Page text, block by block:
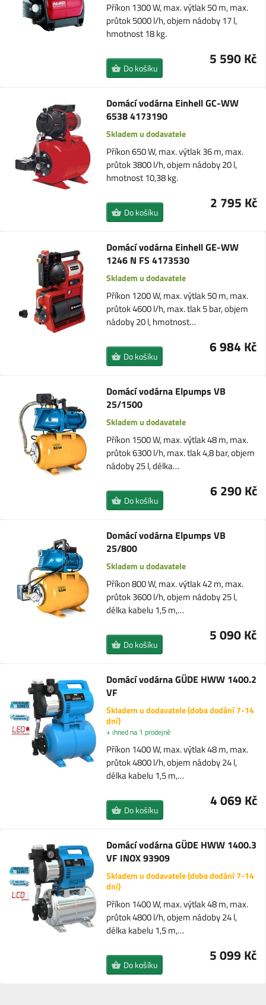
Příkon 1300 W, max. výtlak 50 m, max.
průtok 5000 l/h, objem nádoby 17 l,
hmotnost 18 kg.
5 590 Kč
Do košíku
Domácí vodárna Einhell GC-WW
6538 4173190
Skladem u dodavatele
Příkon 650 W, max. výtlak 36 m, max.
průtok 3800 l/h, objem nádoby 20 l,
hmotnost 10,38 kg.
2 795 Kč
Do košíku
Domácí vodárna Einhell GE-WW
1246 N FS 4173530
Skladem u dodavatele
Příkon 1200 W, max. výtlak 50 m, max.
průtok 4600 l/h, max. tlak 5 bar, objem
nádoby 20 l, hmotnost…
6 984 Kč
Do košíku
Domácí vodárna Elpumps VB
25/1500
Skladem u dodavatele
Příkon 1500 W, max. výtlak 48 m, max.
průtok 6300 l/h, max. tlak 4,8 bar, objem
nádoby 25 l, délka…
6 290 Kč
Do košíku
Domácí vodárna Elpumps VB
25/800
Skladem u dodavatele
Příkon 800 W, max. výtlak 42 m, max.
průtok 3600 l/h, objem nádoby 25 l,
délka kabelu 1,5 m,…
5 090 Kč
Do košíku
Domácí vodárna GÜDE HWW 1400.2
VF
Skladem u dodavatele (doba dodání 7-14
dní)
+ ihned na 1 prodejně
Příkon 1400 W, max. výtlak 48 m, max.
průtok 4800 l/h, objem nádoby 24 l,
délka kabelu 1,5 m,…
4 069 Kč
Do košíku
Domácí vodárna GÜDE HWW 1400.3
VF INOX 93909
Skladem u dodavatele (doba dodání 7-14
dní)
Příkon 1400 W, max. výtlak 48 m, max.
průtok 4800 l/h, objem nádoby 24 l,
délka kabelu 1,5 m,…
5 099 Kč
Do košíku